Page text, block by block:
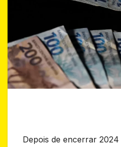
Depois de encerrar 2024